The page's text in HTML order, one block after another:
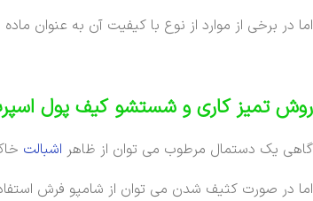
اما در برخی از موارد از نوع با کیفیت آن به عنوان
روش تمیز کاری و شستشو کیف پول
گاهی یک دستمال مرطوب می توان از ظاهر اشبالت
اما در صورت کثیف شدن می توان از شامپو فرش